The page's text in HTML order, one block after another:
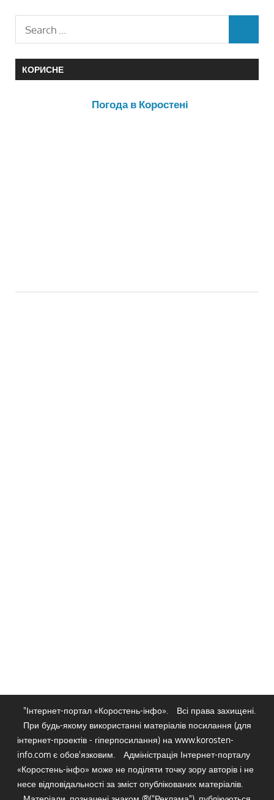
КОРИСНЕ
Погода в Коростені
"Інтернет-портал «Коростень-інфо».
Всі права захищені.
При будь-якому використанні матеріалів посилання (для
інтернет-проектів - гіперпосилання) на www.korosten-
info.com є обов'язковим.
Адміністрація Інтернет-порталу
«Коростень-інфо» може не поділяти точку зору авторів і не
несе відповідальності за зміст опублікованих матеріалів.